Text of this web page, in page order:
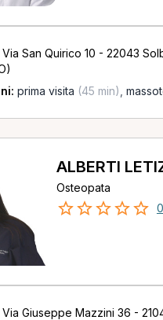
Via San Quirico 10 - 22043
prima visita (45 min)
ALBERTI
Osteopata
Via Giuseppe Mazzini 36 -